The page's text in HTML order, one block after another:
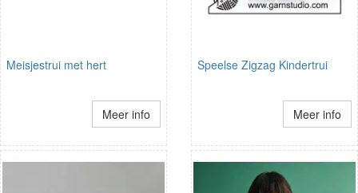
Meisjestrui met hert
Meer info
Speelse Zigzag Kindertrui
Meer info